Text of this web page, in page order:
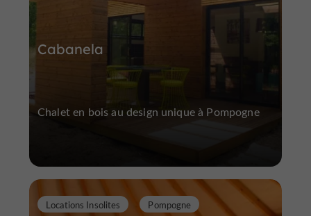
Cabanela
Chalet en bois au design unique à Pompogne
Locations Insolites Pompogne